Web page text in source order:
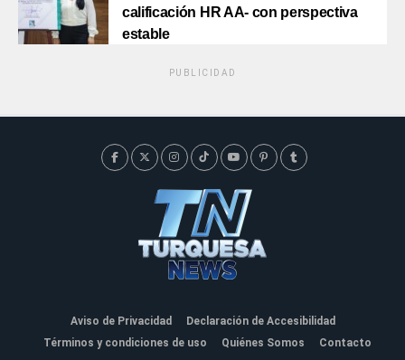
calificación HR AA- con perspectiva
estable
PUBLICIDAD
Aviso de Privacidad
Declaración de Accesibilidad
Términos y condiciones de uso
Quiénes Somos Contacto